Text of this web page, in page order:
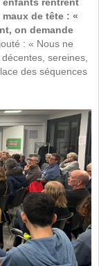
de tête : «
on demande
: « Nous ne
sereines,
des séquences